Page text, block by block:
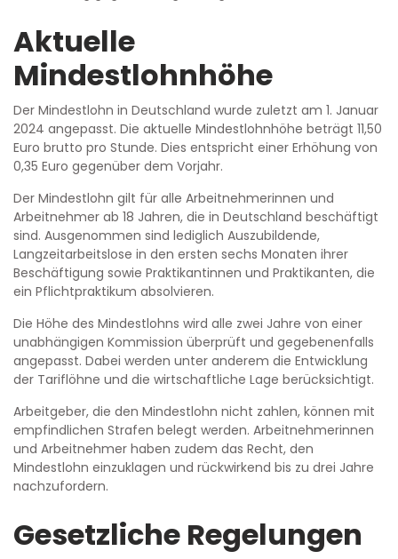
Aktuelle
Mindestlohnhöhe
Der Mindestlohn in Deutschland wurde zuletzt am 1. Januar
2024 angepasst. Die aktuelle Mindestlohnhöhe beträgt 11,50
Euro brutto pro Stunde. Dies entspricht einer Erhöhung von
0,35 Euro gegenüber dem Vorjahr.
Der Mindestlohn gilt für alle Arbeitnehmerinnen und
Arbeitnehmer ab 18 Jahren, die in Deutschland beschäftigt
sind. Ausgenommen sind lediglich Auszubildende,
Langzeitarbeitslose in den ersten sechs Monaten ihrer
Beschäftigung sowie Praktikantinnen und Praktikanten, die
ein Pflichtpraktikum absolvieren.
Die Höhe des Mindestlohns wird alle zwei Jahre von einer
unabhängigen Kommission überprüft und gegebenenfalls
angepasst. Dabei werden unter anderem die Entwicklung
der Tariflöhne und die wirtschaftliche Lage berücksichtigt.
Arbeitgeber, die den Mindestlohn nicht zahlen, können mit
empfindlichen Strafen belegt werden. Arbeitnehmerinnen
und Arbeitnehmer haben zudem das Recht, den
Mindestlohn einzuklagen und rückwirkend bis zu drei Jahre
nachzufordern.
Gesetzliche Regelungen